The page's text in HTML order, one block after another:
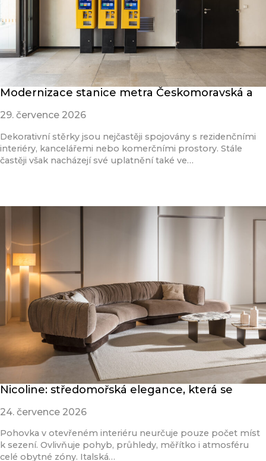
Modernizace stanice metra Českomoravská a
29. července 2026
Dekorativní stěrky jsou nejčastěji spojovány s rezidenčními
interiéry, kancelářemi nebo komerčními prostory. Stále
častěji však nacházejí své uplatnění také ve…
Nicoline: středomořská elegance, která se
24. července 2026
Pohovka v otevřeném interiéru neurčuje pouze počet míst
k sezení. Ovlivňuje pohyb, průhledy, měřítko i atmosféru
celé obytné zóny. Italská…